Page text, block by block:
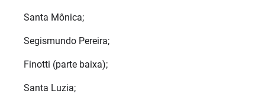
Santa Mônica;
Segismundo Pereira;
Finotti (parte baixa);
Santa Luzia;